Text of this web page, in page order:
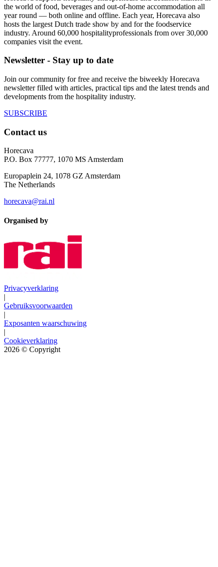
the world of food, beverages and out-of-home accommodation all
year round — both online and offline. Each year, Horecava also
hosts the largest Dutch trade show by and for the foodservice
industry. Around 60,000 hospitalityprofessionals from over 30,000
companies visit the event.
Newsletter - Stay up to date
Join our community for free and receive the biweekly Horecava
newsletter filled with articles, practical tips and the latest trends and
developments from the hospitality industry.
SUBSCRIBE
Contact us
Horecava
P.O. Box 77777, 1070 MS Amsterdam
Europaplein 24, 1078 GZ Amsterdam
The Netherlands
horecava@rai.nl
Organised by
Privacyverklaring
|
Gebruiksvoorwaarden
|
Exposanten waarschuwing
|
Cookieverklaring
2026 © Copyright